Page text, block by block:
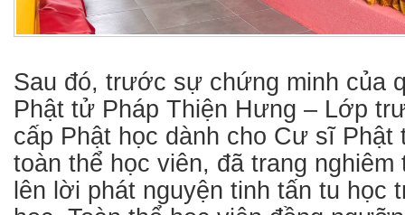
Sau đó, trước sự chứng minh của
Phật tử Pháp Thiện Hưng – Lớp
cấp Phật học dành cho Cư sĩ Phật
toàn thể học viên, đã trang nghiêm
lên lời phát nguyện tinh tấn tu học